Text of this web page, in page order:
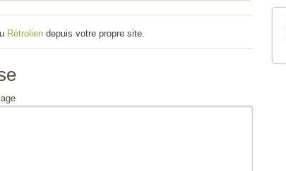
Rétroliendepuis votre propre site.